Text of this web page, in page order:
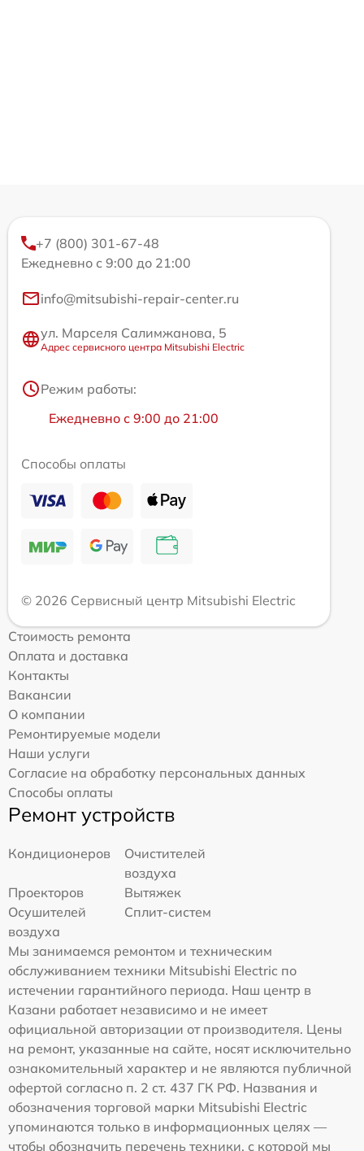
+7 (800) 301-67-48
Ежедневно с 9:00 до 21:00
info@mitsubishi-repair-center.ru
ул. Марселя Салимжанова, 5
Адрес сервисного центра Mitsubishi Electric
Режим работы:
Ежедневно с 9:00 до 21:00
Способы оплаты
© 2026 Сервисный центр Mitsubishi Electric
Стоимость ремонта
Оплата и доставка
Контакты
Вакансии
О компании
Ремонтируемые модели
Наши услуги
Согласие на обработку персональных данных
Способы оплаты
Ремонт устройств
Кондиционеров
Очистителей
воздуха
Проекторов
Вытяжек
Осушителей
воздуха
Сплит-систем
Мы занимаемся ремонтом и техническим
обслуживанием техники Mitsubishi Electric по
истечении гарантийного периода. Наш центр в
Казани работает независимо и не имеет
официальной авторизации от производителя. Цены
на ремонт, указанные на сайте, носят исключительно
ознакомительный характер и не являются публичной
офертой согласно п. 2 ст. 437 ГК РФ. Названия и
обозначения торговой марки Mitsubishi Electric
упоминаются только в информационных целях —
чтобы обозначить перечень техники, с которой мы